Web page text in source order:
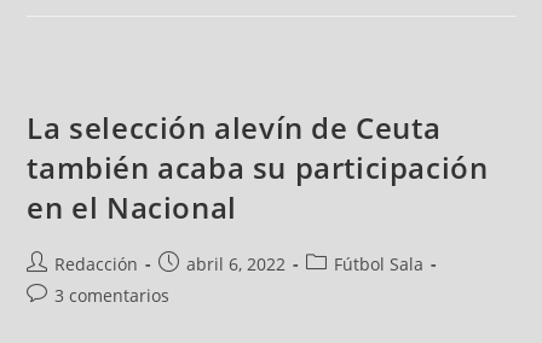
La selección alevín de Ceuta
también acaba su participación
en el Nacional
Redacción abril 6, 2022
Fútbol Sala
3 comentarios